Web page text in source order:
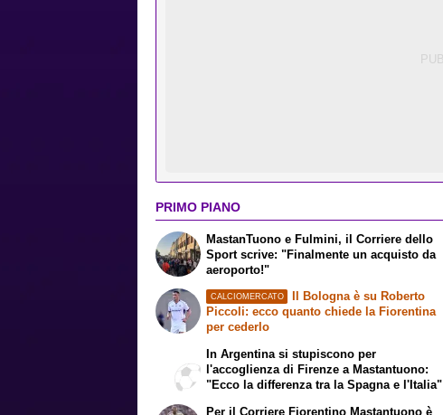
PRIMO PIANO
MastanTuono e Fulmini, il Corriere dello
Sport scrive: "Finalmente un acquisto da
aeroporto!"
CALCIOMERCATO
Il Bologna è su Roberto
Piccoli: ecco quanto chiede la Fiorentina
per cederlo
In Argentina si stupiscono per
l'accoglienza di Firenze a Mastantuono:
"Ecco la differenza tra la Spagna e l'Italia"
Per il Corriere Fiorentino Mastantuono è